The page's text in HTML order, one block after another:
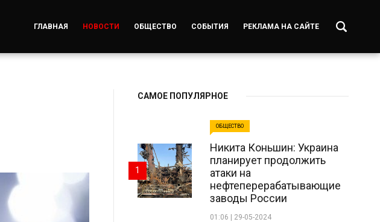
ГЛАВНАЯ НОВОСТИ ОБЩЕСТВО СОБЫТИЯ РЕКЛАМА НА САЙТЕ
САМОЕ ПОПУЛЯРНОЕ
ОБЩЕСТВО
Никита Коньшин: Украина
планирует продолжить
атаки на
нефтеперерабатывающие
заводы России
01:06 | 29-05-2024
1